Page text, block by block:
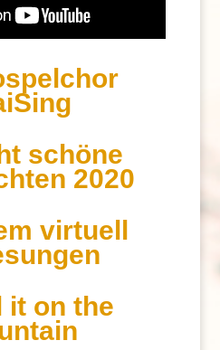
schöne
2020
virtuell
it on the